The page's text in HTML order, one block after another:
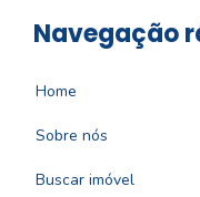
Navegação
Home
Sobre nós
Buscar imóvel